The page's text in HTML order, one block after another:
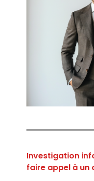
Investigation
faire appel à